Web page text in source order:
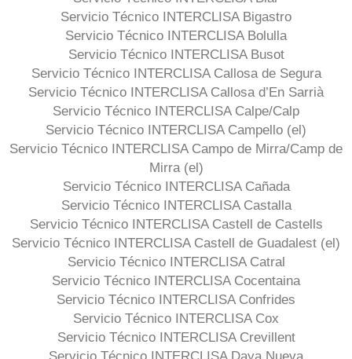
Servicio Técnico INTERCLISA Bigastro
Servicio Técnico INTERCLISA Bolulla
Servicio Técnico INTERCLISA Busot
Servicio Técnico INTERCLISA Callosa de Segura
Servicio Técnico INTERCLISA Callosa d’En Sarrià
Servicio Técnico INTERCLISA Calpe/Calp
Servicio Técnico INTERCLISA Campello (el)
Servicio Técnico INTERCLISA Campo de Mirra/Camp de
Mirra (el)
Servicio Técnico INTERCLISA Cañada
Servicio Técnico INTERCLISA Castalla
Servicio Técnico INTERCLISA Castell de Castells
Servicio Técnico INTERCLISA Castell de Guadalest (el)
Servicio Técnico INTERCLISA Catral
Servicio Técnico INTERCLISA Cocentaina
Servicio Técnico INTERCLISA Confrides
Servicio Técnico INTERCLISA Cox
Servicio Técnico INTERCLISA Crevillent